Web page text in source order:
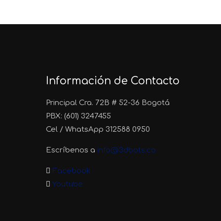
Información de Contacto
Principal Cra. 72B # 52-36 Bogotá
PBX: (601) 3247455
Cel / WhatsApp 312588 0950
Escríbenos a info@3dbots.co
Facebook
Youtube